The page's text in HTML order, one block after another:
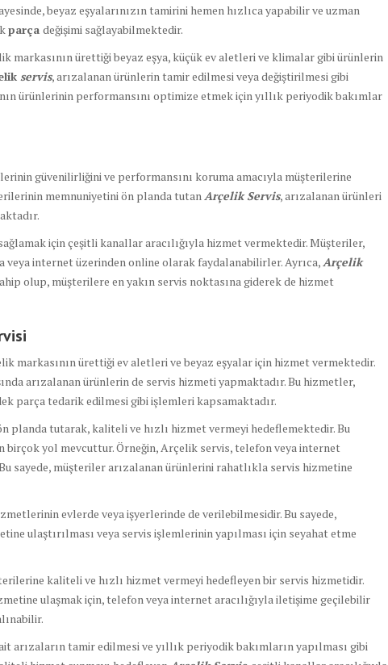
beyaz eşyalarınızın tamirini hemen hızlıca yapabilir ve uzman
parça değişimi sağlayabilmektedir.
markasının ürettiği beyaz eşya, küçük ev aletleri ve klimalar gibi ürünlerin
servis, arızalanan ürünlerin tamir edilmesi veya değiştirilmesi gibi
ürünlerinin performansını optimize etmek için yıllık periyodik bakımlar
güvenilirliğini ve performansını koruma amacıyla müşterilerine
memnuniyetini ön planda tutanArçelik Servis, arızalanan ürünleri
için çeşitli kanallar aracılığıyla hizmet vermektedir. Müşteriler,
internet üzerinden online olarak faydalanabilirler. Ayrıca,Arçelik
olup, müşterilere en yakın servis noktasına giderek de hizmet
markasının ürettiği ev aletleri ve beyaz eşyalar için hizmet vermektedir.
arızalanan ürünlerin de servis hizmeti yapmaktadır. Bu hizmetler,
parça tedarik edilmesi gibi işlemleri kapsamaktadır.
planda tutarak, kaliteli ve hızlı hizmet vermeyi hedeflemektedir. Bu
birçok yol mevcuttur. Örneğin, Arçelik servis, telefon veya internet
sayede, müşteriler arızalanan ürünlerini rahatlıkla servis hizmetine
evlerde veya işyerlerinde de verilebilmesidir. Bu sayede,
ulaştırılması veya servis işlemlerinin yapılması için seyahat etme
kaliteli ve hızlı hizmet vermeyi hedefleyen bir servis hizmetidir.
ulaşmak için, telefon veya internet aracılığıyla iletişime geçilebilir
arızaların tamir edilmesi ve yıllık periyodik bakımların yapılması gibi